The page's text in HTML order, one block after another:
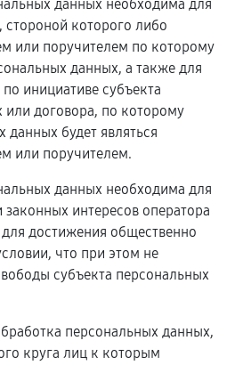
данных необходима для
стороной которого либо
или поручителем по которому
данных, а также для
инициативе субъекта
договора, по которому
данных будет являться
или поручителем.
данных необходима для
интересов оператора
достижения общественно
что при этом не
субъекта персональных
персональных данных,
круга лиц к которым